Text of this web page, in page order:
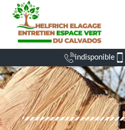
indisponible